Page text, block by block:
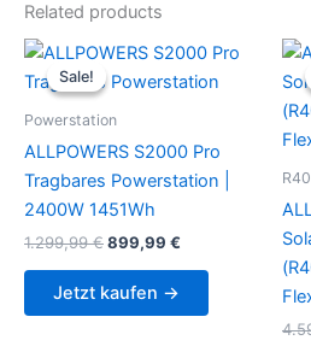
Related products
Sale!
Sale!
Powerstation
ALLPOWERS S2000 Pro
Tragbares Powerstation |
2400W 1451Wh
1.299,99€Original
was:
1.299,99 €.
899,99 €
Jetzt kaufen →